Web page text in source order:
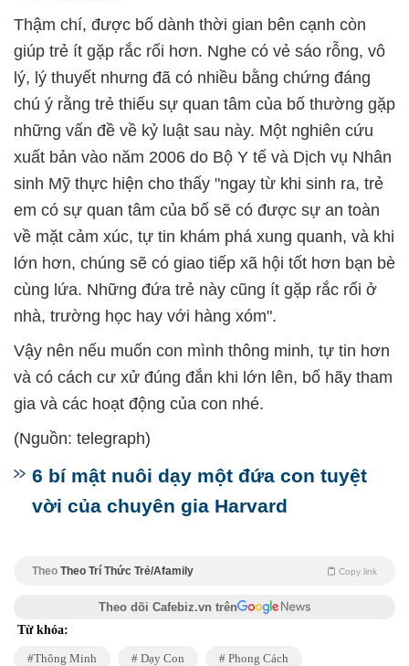
Thậm chí, được bố dành thời gian bên cạnh còn
giúp trẻ ít gặp rắc rối hơn. Nghe có vẻ sáo rỗng, vô
lý, lý thuyết nhưng đã có nhiều bằng chứng đáng
chú ý rằng trẻ thiếu sự quan tâm của bố thường gặp
những vấn đề về kỷ luật sau này. Một nghiên cứu
xuất bản vào năm 2006 do Bộ Y tế và Dịch vụ Nhân
sinh Mỹ thực hiện cho thấy "ngay từ khi sinh ra, trẻ
em có sự quan tâm của bố sẽ có được sự an toàn
về mặt cảm xúc, tự tin khám phá xung quanh, và khi
lớn hơn, chúng sẽ có giao tiếp xã hội tốt hơn bạn bè
cùng lứa. Những đứa trẻ này cũng ít gặp rắc rối ở
nhà, trường học hay với hàng xóm".
Vậy nên nếu muốn con mình thông minh, tự tin hơn
và có cách cư xử đúng đắn khi lớn lên, bố hãy tham
gia và các hoạt động của con nhé.
(Nguồn: telegraph)
6 bí mật nuôi dạy một đứa con tuyệt
vời của chuyên gia Harvard
Theo Theo Trí Thức Trẻ/Afamily Copy link
Theo dõi Cafebiz.vn trên
Từ khóa:
Thông Minh Dạy Con Phong Cách